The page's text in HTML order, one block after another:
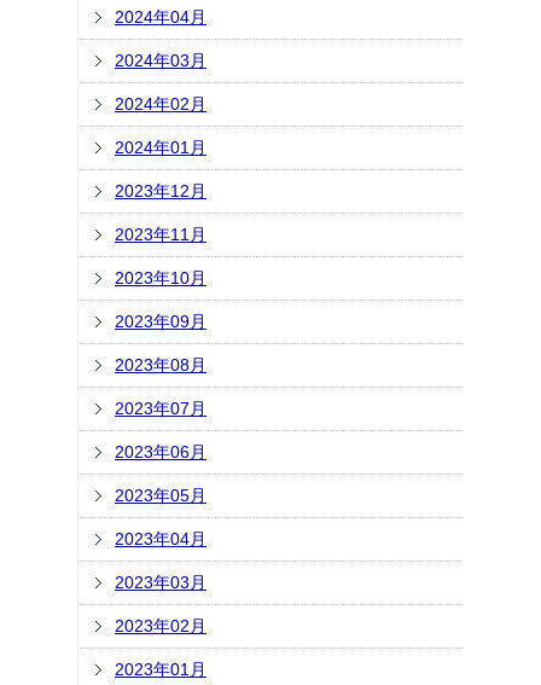
2024年04月
2024年03月
2024年02月
2024年01月
2023年12月
2023年11月
2023年10月
2023年09月
2023年08月
2023年07月
2023年06月
2023年05月
2023年04月
2023年03月
2023年02月
2023年01月